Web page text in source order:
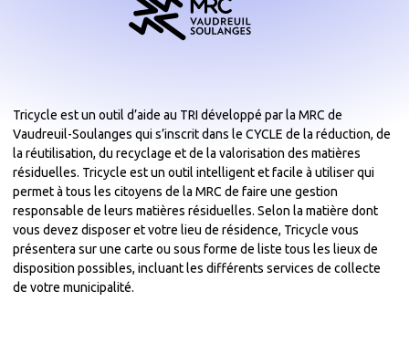
Tricycle est un outil d’aide au TRI développé par la MRC de
Vaudreuil-Soulanges qui s’inscrit dans le CYCLE de la réduction, de
la réutilisation, du recyclage et de la valorisation des matières
résiduelles. Tricycle est un outil intelligent et facile à utiliser qui
permet à tous les citoyens de la MRC de faire une gestion
responsable de leurs matières résiduelles. Selon la matière dont
vous devez disposer et votre lieu de résidence, Tricycle vous
présentera sur une carte ou sous forme de liste tous les lieux de
disposition possibles, incluant les différents services de collecte
de votre municipalité.